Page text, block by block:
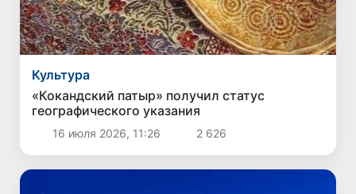
Культура
«Кокандский патыр» получил статус
географического указания
16 июля 2026, 11:26 2 626